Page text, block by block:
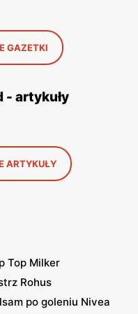
GAZETKI
- artykuły
ARTYKUŁY
Top Milker
Rohus
po goleniu Nivea